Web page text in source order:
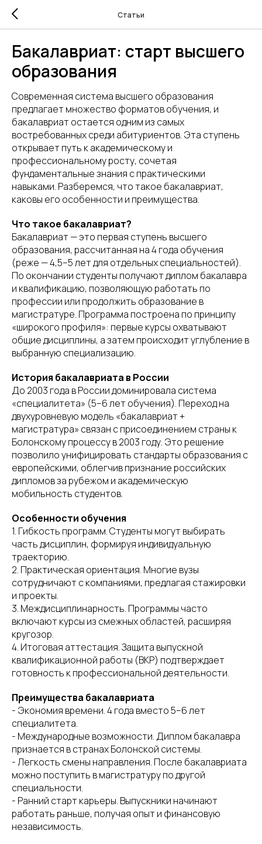
Статьи
Бакалавриат: старт высшего
образования
Современная система высшего образования
предлагает множество форматов обучения, и
бакалавриат остается одним из самых
востребованных среди абитуриентов. Эта ступень
открывает путь к академическому и
профессиональному росту, сочетая
фундаментальные знания с практическими
навыками. Разберемся, что такое бакалавриат,
каковы его особенности и преимущества.
Что такое бакалавриат?
Бакалавриат — это первая ступень высшего
образования, рассчитанная на 4 года обучения
(реже — 4,5–5 лет для отдельных специальностей).
По окончании студенты получают диплом бакалавра
и квалификацию, позволяющую работать по
профессии или продолжить образование в
магистратуре. Программа построена по принципу
«широкого профиля»: первые курсы охватывают
общие дисциплины, а затем происходит углубление в
выбранную специализацию.
История бакалавриата в России
До 2003 года в России доминировала система
«специалитета» (5–6 лет обучения). Переход на
двухуровневую модель «бакалавриат +
магистратура» связан с присоединением страны к
Болонскому процессу в 2003 году. Это решение
позволило унифицировать стандарты образования с
европейскими, облегчив признание российских
дипломов за рубежом и академическую
мобильность студентов.
Особенности обучения
1. Гибкость программ. Студенты могут выбирать
часть дисциплин, формируя индивидуальную
траекторию.
2. Практическая ориентация. Многие вузы
сотрудничают с компаниями, предлагая стажировки
и проекты.
3. Междисциплинарность. Программы часто
включают курсы из смежных областей, расширяя
кругозор.
4. Итоговая аттестация. Защита выпускной
квалификационной работы (ВКР) подтверждает
готовность к профессиональной деятельности.
Преимущества бакалавриата
- Экономия времени. 4 года вместо 5–6 лет
специалитета.
- Международные возможности. Диплом бакалавра
признается в странах Болонской системы.
- Легкость смены направления. После бакалавриата
можно поступить в магистратуру по другой
специальности.
- Ранний старт карьеры. Выпускники начинают
работать раньше, получая опыт и финансовую
независимость.